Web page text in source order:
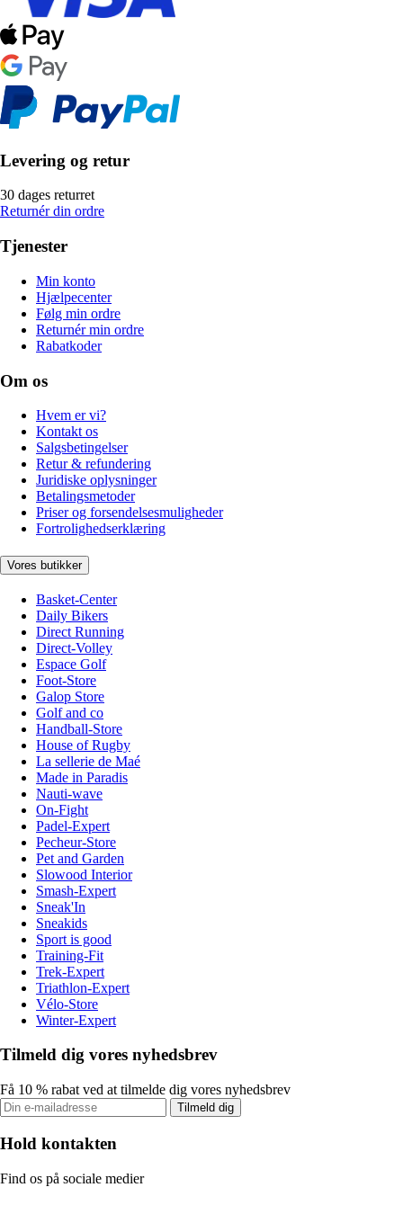
Levering og retur
30 dages returret
Returnér din ordre
Tjenester
Min konto
Hjælpecenter
Følg min ordre
Returnér min ordre
Rabatkoder
Om os
Hvem er vi?
Kontakt os
Salgsbetingelser
Retur & refundering
Juridiske oplysninger
Betalingsmetoder
Priser og forsendelsesmuligheder
Fortrolighedserklæring
Vores butikker
Basket-Center
Daily Bikers
Direct Running
Direct-Volley
Espace Golf
Foot-Store
Galop Store
Golf and co
Handball-Store
House of Rugby
La sellerie de Maé
Made in Paradis
Nauti-wave
On-Fight
Padel-Expert
Pecheur-Store
Pet and Garden
Slowood Interior
Smash-Expert
Sneak'In
Sneakids
Sport is good
Training-Fit
Trek-Expert
Triathlon-Expert
Vélo-Store
Winter-Expert
Tilmeld dig vores nyhedsbrev
Få 10 % rabat ved at tilmelde dig vores nyhedsbrev
Tilmeld dig
Hold kontakten
Find os på sociale medier